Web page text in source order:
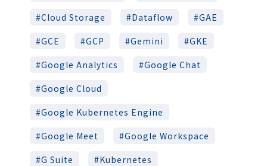
Cloud Storage
Dataflow
GAE
GCE
GCP Gemini
GKE
Google Analytics
Google Chat
Google Cloud
Google Kubernetes Engine
Google Meet
Google Workspace
G Suite
Kubernetes